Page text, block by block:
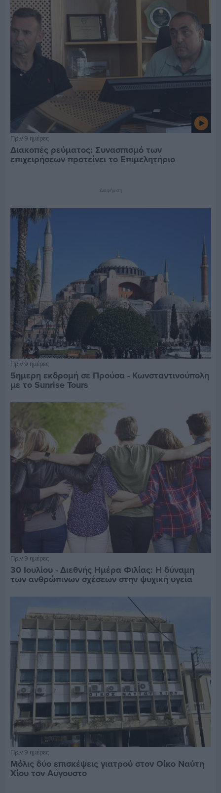
Πριν 9 ημέρες
Διακοπές ρεύματος: Συνασπισμό των
επιχειρήσεων προτείνει το Επιμελητήριο
Διαφήμιση
Πριν 9 ημέρες
5ημερη εκδρομή σε Προύσα - Κωνσταντινούπολη
με το Sunrise Tours
Πριν 9 ημέρες
30 Ιουλίου - Διεθνής Ημέρα Φιλίας: Η δύναμη
των ανθρώπινων σχέσεων στην ψυχική υγεία
Πριν 9 ημέρες
Μόλις δύο επισκέψεις γιατρού στον Οίκο Ναύτη
Χίου τον Αύγουστο